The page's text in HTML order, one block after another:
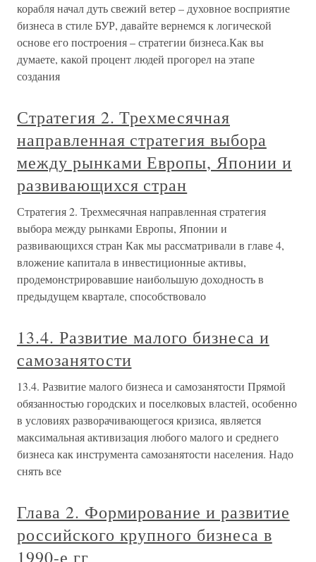
корабля начал дуть свежий ветер – духовное восприятие
бизнеса в стиле БУР, давайте вернемся к логической
основе его построения – стратегии бизнеса.Как вы
думаете, какой процент людей прогорел на этапе
создания
Стратегия 2. Трехмесячная
направленная стратегия выбора
между рынками Европы, Японии и
развивающихся стран
Стратегия 2. Трехмесячная направленная стратегия
выбора между рынками Европы, Японии и
развивающихся стран Как мы рассматривали в главе 4,
вложение капитала в инвестиционные активы,
продемонстрировавшие наибольшую доходность в
предыдущем квартале, способствовало
13.4. Развитие малого бизнеса и
самозанятости
13.4. Развитие малого бизнеса и самозанятости Прямой
обязанностью городских и поселковых властей, особенно
в условиях разворачивающегося кризиса, является
максимальная активизация любого малого и среднего
бизнеса как инструмента самозанятости населения. Надо
снять все
Глава 2. Формирование и развитие
российского крупного бизнеса в
1990-е гг